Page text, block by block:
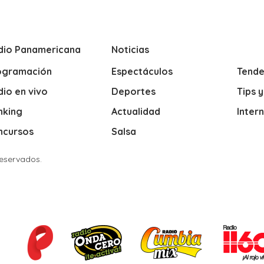
Panamericana
en vivo
Noticias
Espectáculos
Deportes
Actualidad
Salsa
Tips